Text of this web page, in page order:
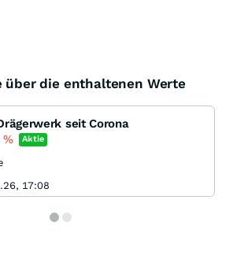
über die enthaltenen Werte
seit Corona
% Aktie
17:08